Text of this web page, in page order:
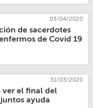
03/04/2020
de sacerdotes
de Covid 19
31/03/2020
ver el final del
ayuda